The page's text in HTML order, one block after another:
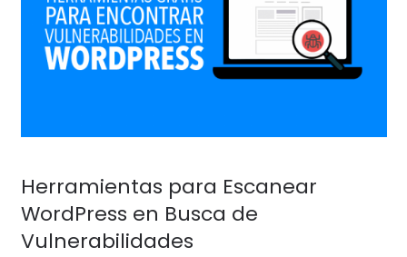
Herramientas para Escanear
WordPress en Busca de
Vulnerabilidades